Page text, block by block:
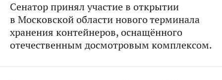
Сенатор принял участие в открытии
в Московской области нового терминала
хранения контейнеров, оснащённого
отечественным досмотровым комплексом.